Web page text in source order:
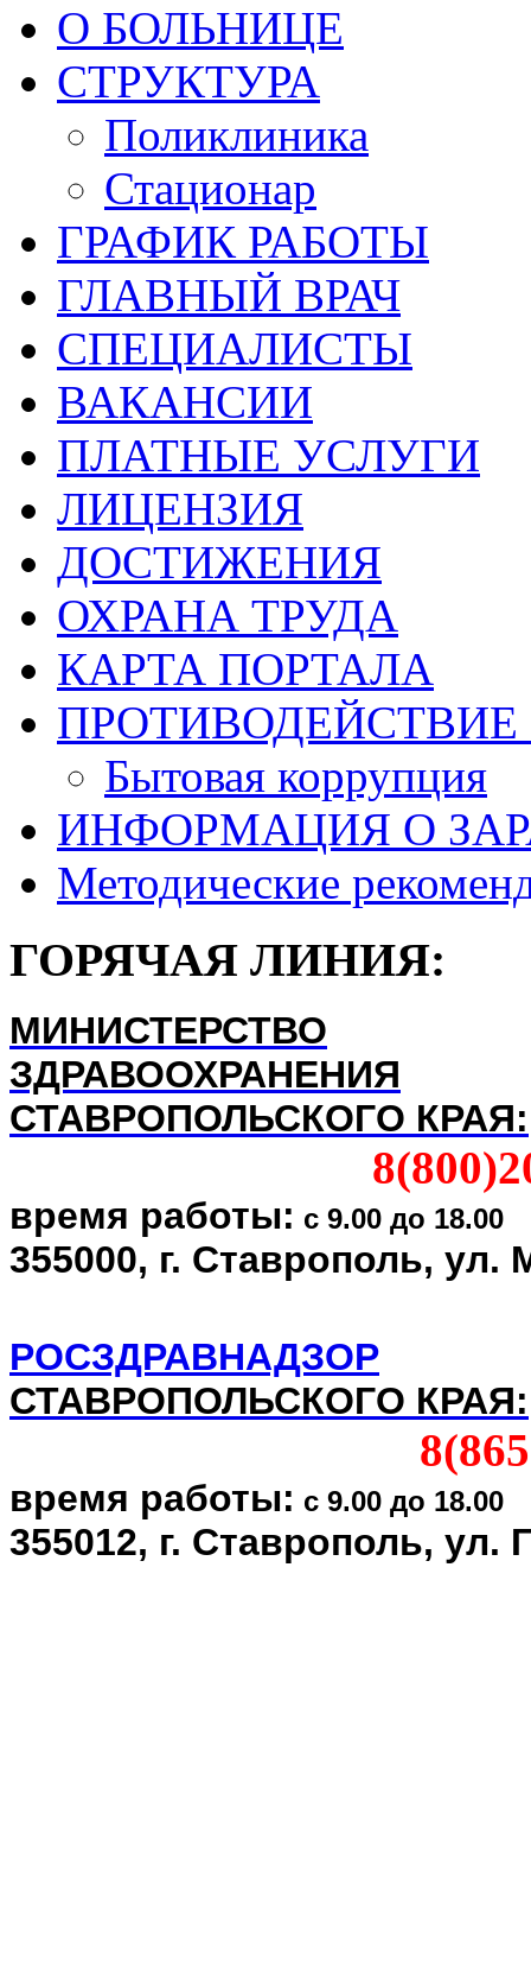
О БОЛЬНИЦЕ
СТРУКТУРА
Поликлиника
Стационар
ГРАФИК РАБОТЫ
ГЛАВНЫЙ ВРАЧ
СПЕЦИАЛИСТЫ
ВАКАНСИИ
ПЛАТНЫЕ УСЛУГИ
ЛИЦЕНЗИЯ
ДОСТИЖЕНИЯ
ОХРАНА ТРУДА
КАРТА ПОРТАЛА
Бытовая коррупция
ИНФОРМАЦИЯ О
Методические
ГОРЯЧАЯ ЛИНИЯ:
МИНИСТЕРСТВО
ЗДРАВООХРАНЕНИЯ
СТАВРОПОЛЬСКОГО КРАЯ:
время работы: с 9.00 до 18.00
355000, г. Ставрополь,
РОСЗДРАВНАДЗОР
СТАВРОПОЛЬСКОГО КРАЯ:
время работы: с 9.00 до 18.00
355012, г. Ставрополь, ул.